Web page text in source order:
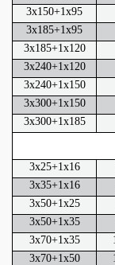
3x150+1x95
3x185+1x95
3x185+1x120
3x240+1x120
3x240+1x150
3x300+1x150
3x300+1x185
3x25+1x16
3x35+1x16
3x50+1x25
3x50+1x35
3x70+1x35
3x70+1x50